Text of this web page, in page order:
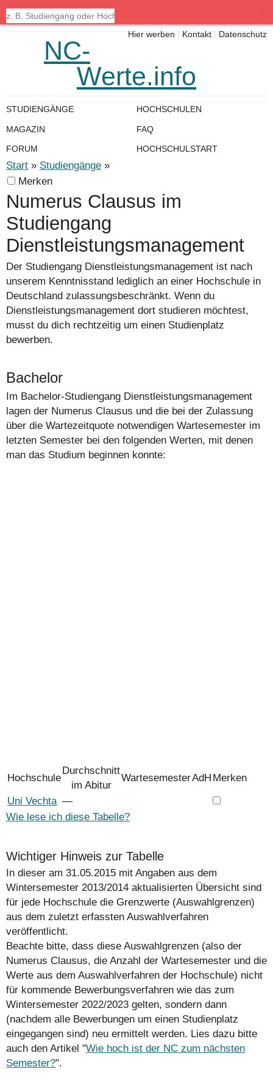
Start » Studiengänge »
Merken
Numerus Clausus im
Studiengang
Dienstleistungsmanagement
Der Studiengang Dienstleistungsmanagement ist nach
unserem Kenntnisstand lediglich an einer Hochschule in
Deutschland zulassungsbeschränkt. Wenn du
Dienstleistungsmanagement dort studieren möchtest,
musst du dich rechtzeitig um einen Studienplatz
bewerben.
Bachelor
Im Bachelor-Studiengang Dienstleistungsmanagement
lagen der Numerus Clausus und die bei der Zulassung
über die Wartezeitquote notwendigen Wartesemester im
letzten Semester bei den folgenden Werten, mit denen
man das Studium beginnen konnte:
Hochschule
Durchschnitt
im Abitur
WartesemesterAdH Merken
Uni Vechta ―
Wie lese ich diese Tabelle?
Wichtiger Hinweis zur Tabelle
In dieser am 31.05.2015 mit Angaben aus dem
Wintersemester 2013/2014 aktualisierten Übersicht sind
für jede Hochschule die Grenzwerte (Auswahlgrenzen)
aus dem zuletzt erfassten Auswahlverfahren
veröffentlicht.
Beachte bitte, dass diese Auswahlgrenzen (also der
Numerus Clausus, die Anzahl der Wartesemester und die
Werte aus dem Auswahlverfahren der Hochschule) nicht
für kommende Bewerbungsverfahren wie das zum
Wintersemester 2022/2023 gelten, sondern dann
(nachdem alle Bewerbungen um einen Studienplatz
eingegangen sind) neu ermittelt werden. Lies dazu bitte
auch den Artikel "Wie hoch ist der NC zum nächsten
Semester?".
Hier werben Kontakt Datenschutz
NC-
Werte.info
STUDIENGÄNGE HOCHSCHULEN
MAGAZIN FAQ
FORUM HOCHSCHULSTART